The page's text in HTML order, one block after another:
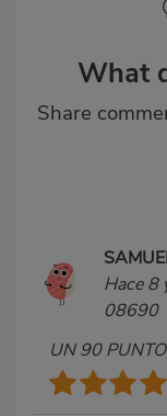
What
Share
Hace 8
08690
UN 90